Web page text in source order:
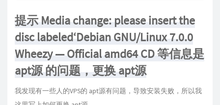
提示 Media change: please insert the
disc labeled‘Debian GNU/Linux 7.0.0
Wheezy — Official amd64 CD 等信息是
apt源 的问题，更换 apt源
我发现有一些人的VPS的 apt源有问题，导致安装失败，所以我